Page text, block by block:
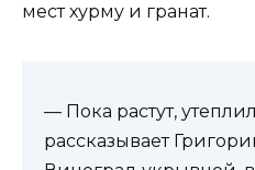
мест хурму и гранат.
— Пока растут,
рассказывает